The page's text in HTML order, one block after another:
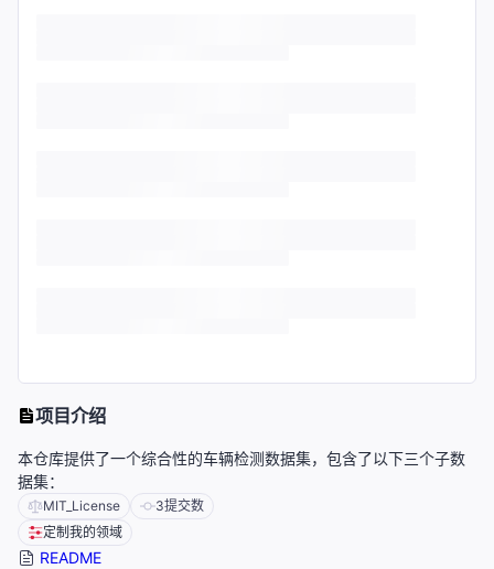
项目介绍
本仓库提供了一个综合性的车辆检测数据集，包含了以下三个子数
据集：
MIT_License 3提交数
定制我的领域
README